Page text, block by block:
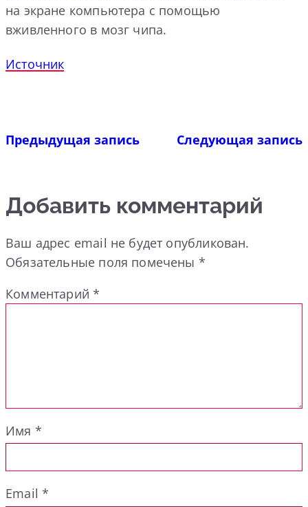
на экране компьютера с помощью
вживленного в мозг чипа.
Источник
Предыдущая запись Следующая запись
Добавить комментарий
Ваш адрес email не будет опубликован.
Обязательные поля помечены *
Комментарий*
Имя *
Email*